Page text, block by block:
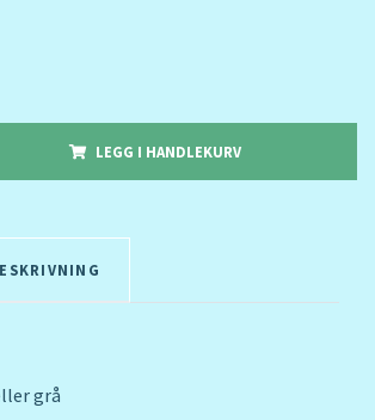
LEGG I HANDLEKURV
grå